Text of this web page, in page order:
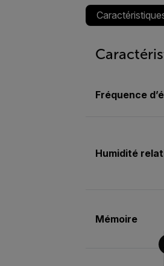
Fréquence
Humidité
Mémoire